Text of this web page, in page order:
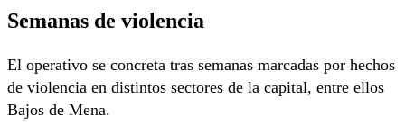
Semanas de violencia
El operativo se concreta tras semanas marcadas por hechos
de violencia en distintos sectores de la capital, entre ellos
Bajos de Mena.